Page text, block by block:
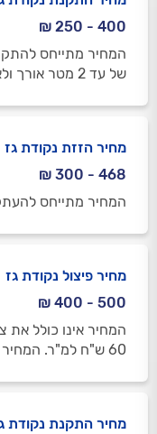
400 - 250 ₪
המחיר מתייחס
של עד 2 מטר אורך ולא כולל התקנת ברז ווסת.
מחיר הזזת נקודת גז
468 - 300 ₪
המחיר מתייחס להעתקת
מחיר פיצול נקודת גז
500 - 400 ₪
60 ש"ח למ"ר. המחיר כולל התקנת ברז גז.
מחיר התקנת נקודת